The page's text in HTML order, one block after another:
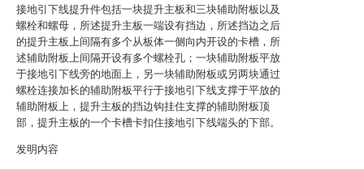
接地引下线提升件包括一块提升主板和三块辅助附板以及
螺栓和螺母，所述提升主板一端设有挡边，所述挡边之后
的提升主板上间隔有多个从板体一侧向内开设的卡槽，所
述辅助附板上间隔开设有多个螺栓孔；一块辅助附板平放
于接地引下线旁的地面上，另一块辅助附板或另两块通过
螺栓连接加长的辅助附板平行于接地引下线支撑于平放的
辅助附板上，提升主板的挡边钩挂住支撑的辅助附板顶
部，提升主板的一个卡槽卡扣住接地引下线端头的下部。
发明内容